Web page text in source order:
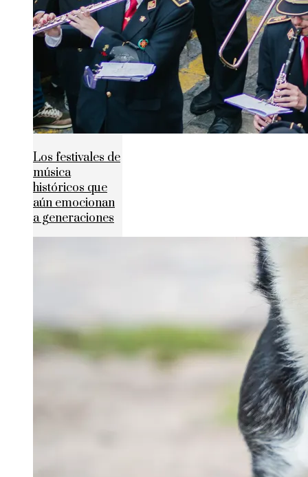
Los festivales de
música
históricos que
aún emocionan
a generaciones